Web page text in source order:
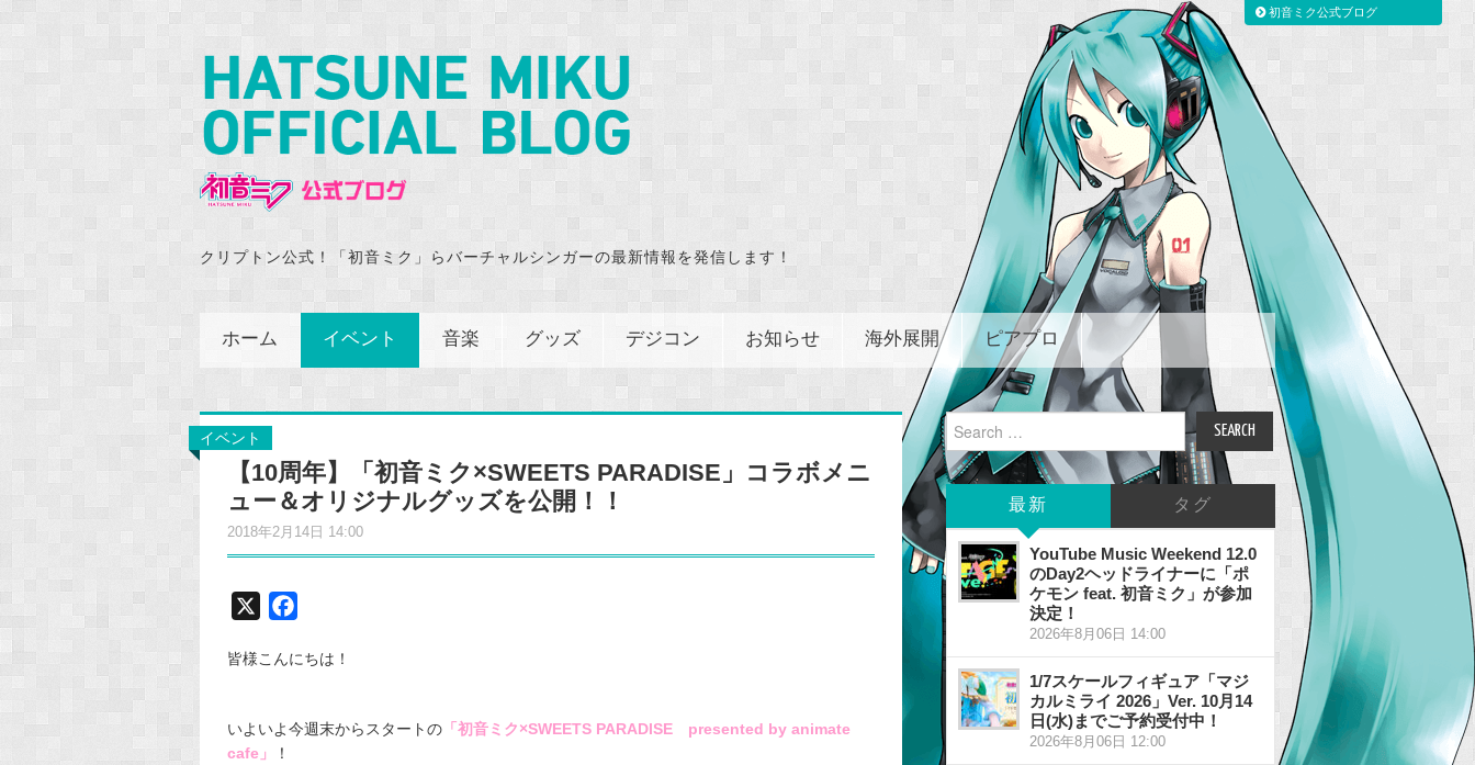
クリプトン公式！「初音ミク」らバーチャルシンガーの最新情報を発信します！
ホーム イベント 音楽 グッズ デジコン お知らせ 海外展開 ピアプロ
イベント
【10周年】「初音ミク×SWEETS PARADISE」コラボメニ
ュー＆オリジナルグッズを公開！！
2018年2月14日 14:00
c
b
皆様こんにちは！
いよいよ今週末からスタートの 「初音ミク×SWEETS PARADISE presented by animate
cafe」
！
Search
for:
最新 タグ
YouTube Music Weekend 12.0
のDay2ヘッドライナーに「ポ
ケモン feat. 初音ミク」が参加
決定！
2026年8月06日 14:00
1/7スケールフィギュア「マジ
カルミライ 2026」Ver. 10月14
日(水)までご予約受付中！
2026年8月06日 12:00
初音ミク公式ブログ